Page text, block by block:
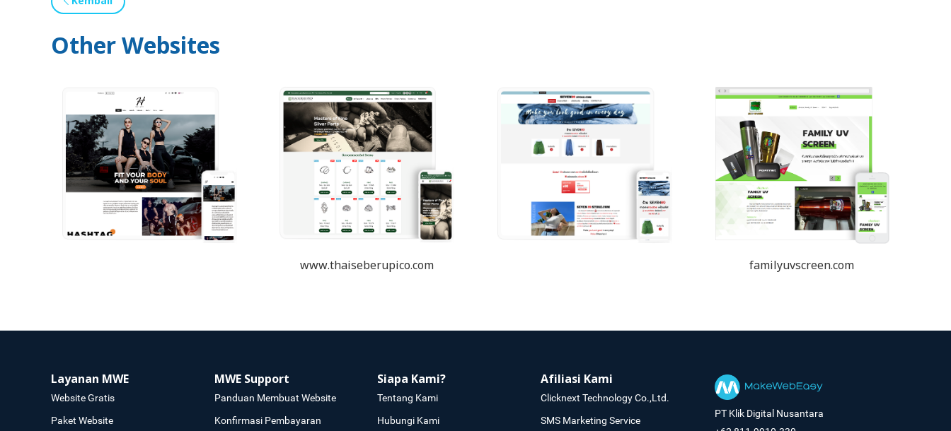
Other Websites
www.thaiseberupico.com familyuvscreen.com
Layanan MWE
Website Gratis
Paket Website
MWE Support
Panduan Membuat Website
Konfirmasi Pembayaran
Siapa Kami?
Tentang Kami
Hubungi Kami
Afiliasi Kami
Clicknext Technology Co.,Ltd.
SMS Marketing Service
PT Klik Digital Nusantara